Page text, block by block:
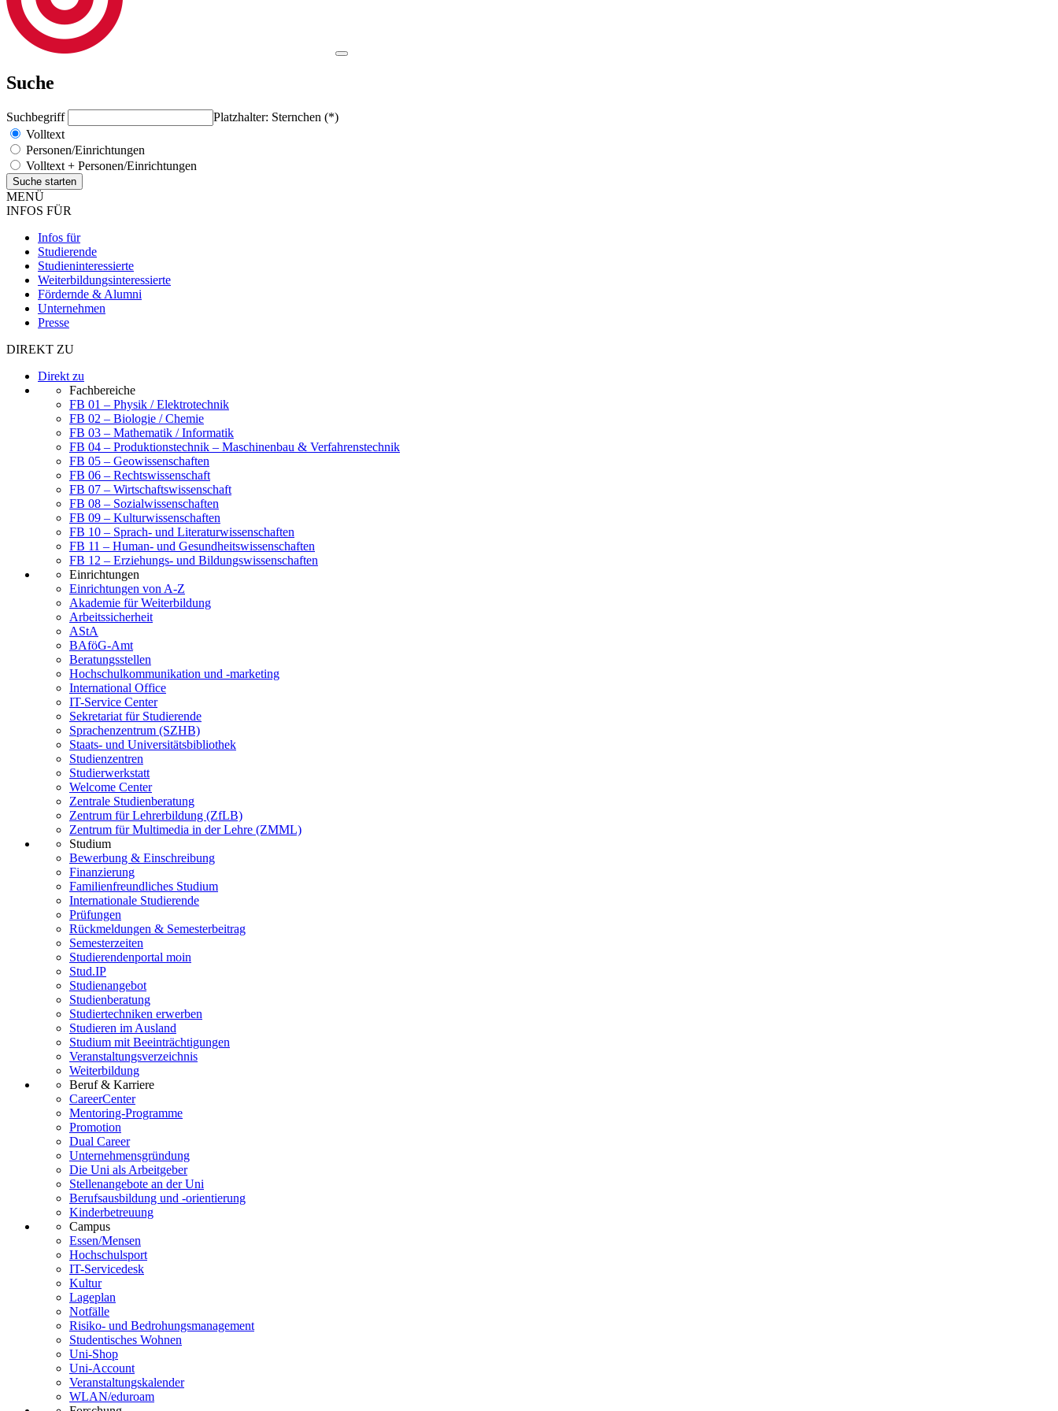
Suche
Suchbegriff
Platzhalter: Sternchen (*)
Volltext
Personen/Einrichtungen
Volltext + Personen/Einrichtungen
MENÜ
INFOS FÜR
Infos für
Studierende
Studieninteressierte
Weiterbildungsinteressierte
Fördernde & Alumni
Unternehmen
Presse
DIREKT ZU
Direkt zu
Fachbereiche
FB 01 – Physik / Elektrotechnik
FB 02 – Biologie / Chemie
FB 03 – Mathematik / Informatik
FB 04 – Produktionstechnik – Maschinenbau & Verfahrenstechnik
FB 05 – Geowissenschaften
FB 06 – Rechtswissenschaft
FB 07 – Wirtschaftswissenschaft
FB 08 – Sozialwissenschaften
FB 09 – Kulturwissenschaften
FB 10 – Sprach- und Literaturwissenschaften
FB 11 – Human- und Gesundheitswissenschaften
FB 12 – Erziehungs- und Bildungswissenschaften
Einrichtungen
Einrichtungen von A-Z
Akademie für Weiterbildung
Arbeitssicherheit
AStA
BAföG-Amt
Beratungsstellen
Hochschulkommunikation und -marketing
International Office
IT-Service Center
Sekretariat für Studierende
Sprachenzentrum (SZHB)
Staats- und Universitätsbibliothek
Studienzentren
Studierwerkstatt
Welcome Center
Zentrale Studienberatung
Zentrum für Lehrerbildung (ZfLB)
Zentrum für Multimedia in der Lehre (ZMML)
Studium
Bewerbung & Einschreibung
Finanzierung
Familienfreundliches Studium
Internationale Studierende
Prüfungen
Rückmeldungen & Semesterbeitrag
Semesterzeiten
Studierendenportal moin
Stud.IP
Studienangebot
Studienberatung
Studiertechniken erwerben
Studieren im Ausland
Studium mit Beeinträchtigungen
Veranstaltungsverzeichnis
Weiterbildung
Beruf & Karriere
CareerCenter
Mentoring-Programme
Promotion
Dual Career
Unternehmensgründung
Die Uni als Arbeitgeber
Stellenangebote an der Uni
Berufsausbildung und -orientierung
Kinderbetreuung
Campus
Essen/Mensen
Hochschulsport
IT-Servicedesk
Kultur
Lageplan
Notfälle
Risiko- und Bedrohungsmanagement
Studentisches Wohnen
Uni-Shop
Uni-Account
Veranstaltungskalender
WLAN/eduroam